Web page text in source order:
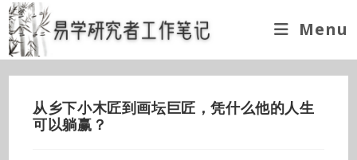
Skip
to
content
Menu
从乡下小木匠到画坛巨匠，凭什么他的人生
可以躺赢？